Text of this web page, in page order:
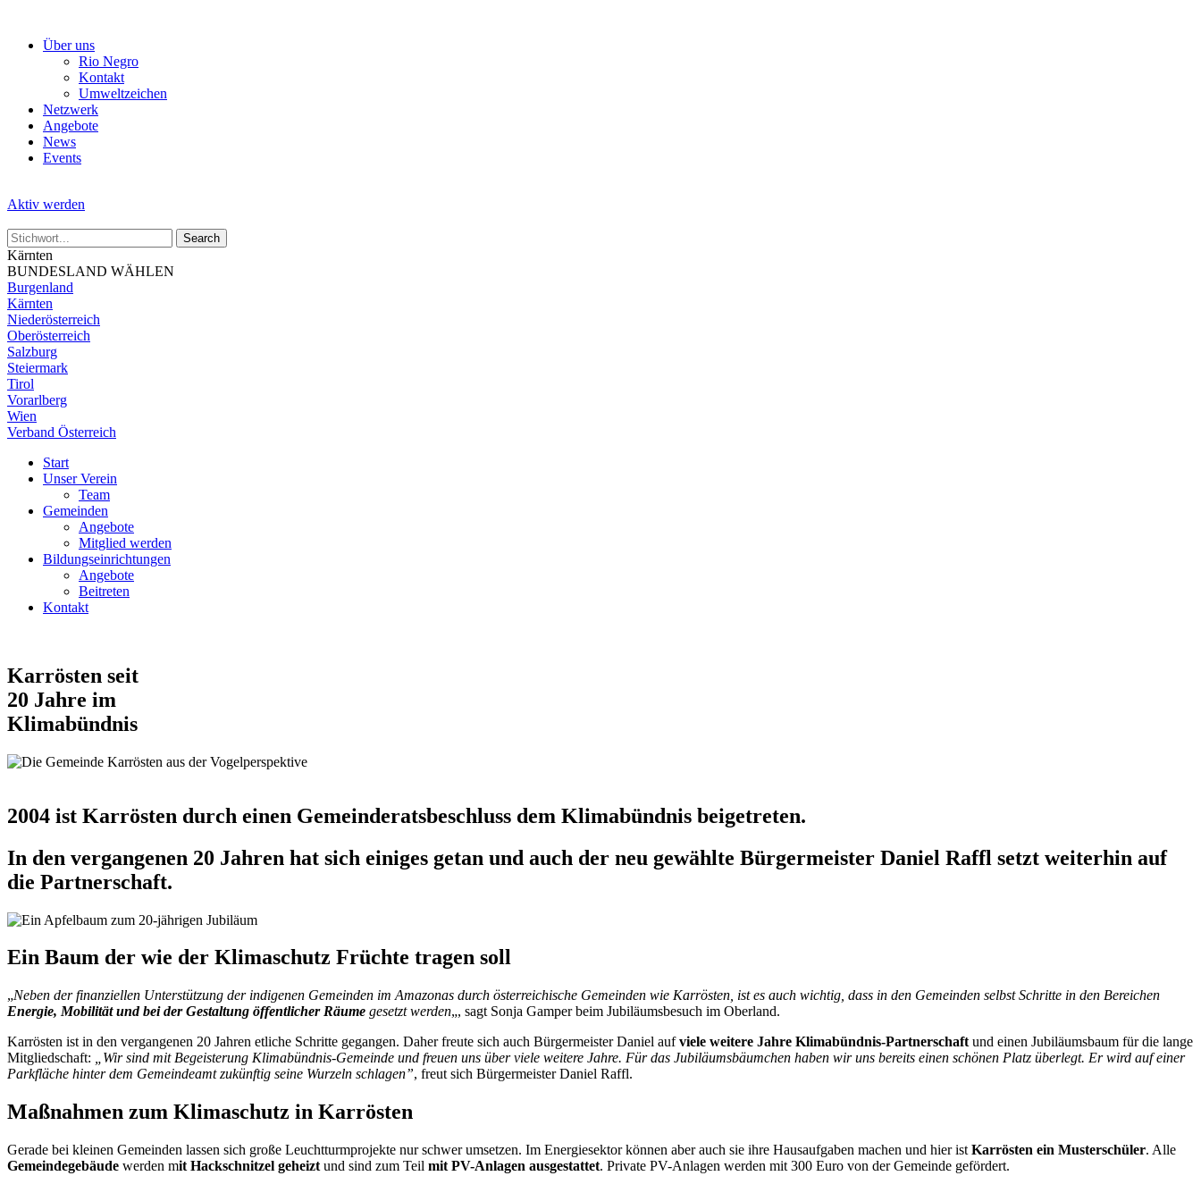
Über uns
Rio Negro
Kontakt
Umweltzeichen
Netzwerk
Angebote
News
Events
Aktiv werden
Kärnten
BUNDESLAND WÄHLEN
Burgenland
Kärnten
Niederösterreich
Oberösterreich
Salzburg
Steiermark
Tirol
Vorarlberg
Wien
Verband Österreich
Start
Unser Verein
Team
Gemeinden
Angebote
Mitglied werden
Bildungseinrichtungen
Angebote
Beitreten
Kontakt
Karrösten seit
20 Jahre im
Klimabündnis
2004 ist Karrösten durch einen Gemeinderatsbeschluss dem Klimabündnis beigetreten.
In den vergangenen 20 Jahren hat sich einiges getan und auch der neu gewählte Bürgermeister Daniel Raffl setzt weiterhin auf
die Partnerschaft.
Ein Baum der wie der Klimaschutz Früchte tragen soll
„Neben der finanziellen Unterstützung der indigenen Gemeinden im Amazonas durch österreichische Gemeinden wie Karrösten, ist es auch wichtig, dass in den Gemeinden selbst Schritte in den Bereichen
Energie, Mobilität und bei der Gestaltung öffentlicher Räume gesetzt werden„, sagt Sonja Gamper beim Jubiläumsbesuch im Oberland.
Karrösten ist in den vergangenen 20 Jahren etliche Schritte gegangen. Daher freute sich auch Bürgermeister Daniel aufviele weitere Jahre Klimabündnis-Partnerschaft und einen Jubiläumsbaum für die lange
Mitgliedschaft:
„Wir sind mit Begeisterung Klimabündnis-Gemeinde und freuen uns über viele weitere Jahre. Für das Jubiläumsbäumchen haben wir uns bereits einen schönen Platz überlegt. Erwird auf einer
Parkfläche hinter dem Gemeindeamt zukünftig seine Wurzeln schlagen”, freut sich Bürgermeister Daniel Raffl.
Maßnahmen zum Klimaschutz in Karrösten
Gerade bei kleinen Gemeinden lassen sich große Leuchtturmprojekte nur schwer umsetzen. Im Energiesektor können aber auch sie ihre Hausaufgaben machen und hier ist Karrösten ein Musterschüler. Alle
Gemeindegebäude werden mit Hackschnitzel geheizt und sind zum Teil mit PV-Anlagen ausgestattet. Private PV-Anlagen werden mit 300 Euro von der Gemeinde gefördert.